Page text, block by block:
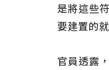
是將這些
要建置的
官員透露